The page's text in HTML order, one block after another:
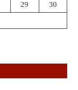
29 30